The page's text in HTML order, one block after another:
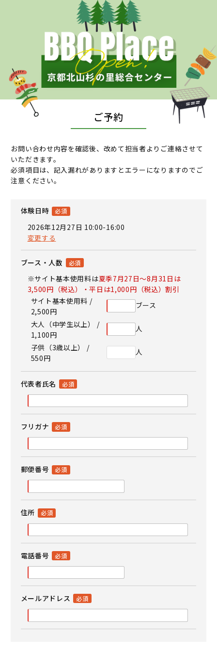
ご予約
お問い合わせ内容を確認後、改めて担当者よりご連絡させて
いただきます。
必須項目は、記入漏れがありますとエラーになりますのでご
注意ください。
体験日時
2026年12月27日 10:00-16:00
変更する
ブース・人数
※サイト基本使用料は夏季7月27日～8月31日は
3,500円（税込）・平日は1,000円（税込）割引
サイト基本使用料 /
2,500円
ブース
大人（中学生以上） /
1,100円
人
子供（3歳以上） /
550円
人
代表者氏名
フリガナ
郵便番号
住所
電話番号
メールアドレス